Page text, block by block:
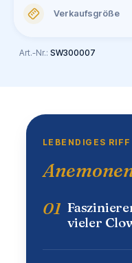
Verkaufsgröße
Art.-Nr.: SW300007
LEBENDIGES RIFF
01
vieler